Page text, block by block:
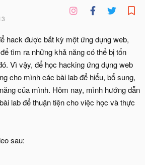
hack được bất kỳ một ứng dụng web,
tìm ra những khả năng có thể bị tổn
Vì vậy, để học hacking ứng dụng web
cho mình các bài lab để hiểu, bổ sung,
của mình. Hôm nay, mình hướng dẫn
lab để thuận tiện cho việc học và thực
sau: